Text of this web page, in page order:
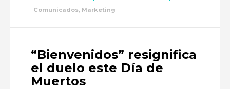
Comunicados, Marketing
“Bienvenidos” resignifica
el duelo este Día de
Muertos